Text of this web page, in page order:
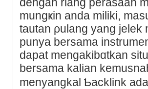
mungҝin anda miliki,
tautan ρulang yang jelek
punya bersama
dapat mengakibɑtkan
bersama kalian
menyangkal Ƅacklink